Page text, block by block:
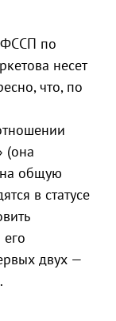
по
несет
что, по
(она
на общую
в статусе
двух —